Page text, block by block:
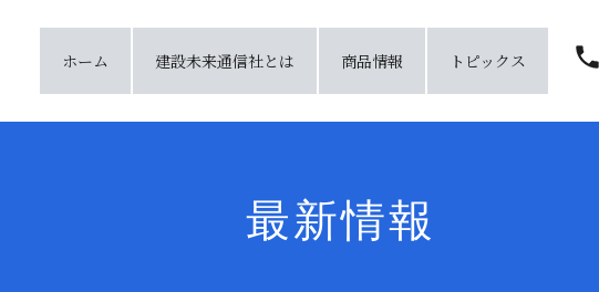
ホーム 建設未来通信社とは 商品情報 トピックス
最新情報